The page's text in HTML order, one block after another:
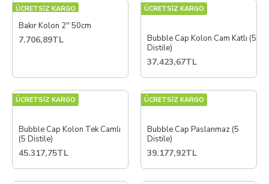
ÜCRETSİZ KARGO
Bakır Kolon 2'' 50cm
7.706,89TL
ÜCRETSİZ KARGO
Bubble Cap Kolon Cam Katlı (5
Distile)
37.423,67TL
ÜCRETSİZ KARGO
Bubble Cap Kolon Tek Camlı
(5 Distile)
45.317,75TL
ÜCRETSİZ KARGO
Bubble Cap Paslanmaz (5
Distile)
39.177,92TL